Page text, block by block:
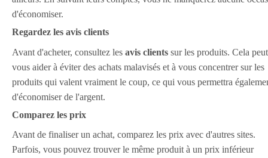
d'économiser.
Regardez les avis clients
Avant d'acheter, consultez les avis clients sur les produits. Cela peut
vous aider à éviter des achats malavisés et à vous concentrer sur les
produits qui valent vraiment le coup, ce qui vous permettra
d'économiser de l'argent.
Comparez les prix
Avant de finaliser un achat, comparez les prix avec d'autres sites.
Parfois, vous pouvez trouver le même produit à un prix inférieur